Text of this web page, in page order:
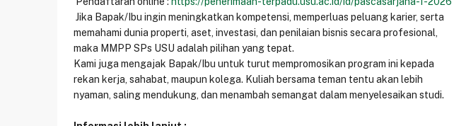
Jika Bapak/Ibu ingin meningkatkan kompetensi, memperluas peluang karier, serta
memahami dunia properti, aset, investasi, dan penilaian bisnis secara profesional,
maka MMPP SPs USU adalah pilihan yang tepat.
Kami juga mengajak Bapak/Ibu untuk turut mempromosikan program ini kepada
rekan kerja, sahabat, maupun kolega. Kuliah bersama teman tentu akan lebih
nyaman, saling mendukung, dan menambah semangat dalam menyelesaikan studi.